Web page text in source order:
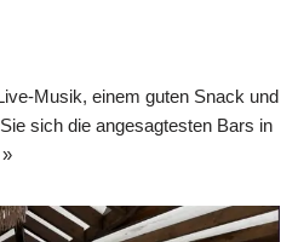
Musik, einem guten Snack und
sich die angesagtesten Bars in